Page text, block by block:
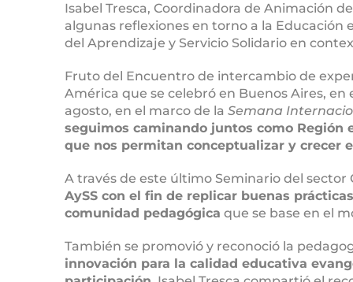
Isabel Tresca, Coordinadora de Animación
algunas reflexiones en torno a la Educación
del Aprendizaje y Servicio Solidario en
Fruto del Encuentro de intercambio de
América que se celebró en Buenos Aires,
agosto, en el marco de la Semana
seguimos caminando juntos como Región
que nos permitan conceptualizar y crecer
A través de este último Seminario del sector
AySS con el fin de replicar buenas
comunidad pedagógica que se base en el
También se promovió y reconoció la
innovación para la calidad educativa